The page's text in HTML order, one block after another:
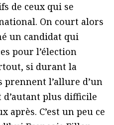
de ceux qui se
On court alors
un candidat qui
pour l’élection
si durant la
prennent l’allure d’un
plus difficile
après. C’est un peu ce